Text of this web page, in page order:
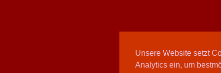
Unsere Website setzt
Analytics ein, um